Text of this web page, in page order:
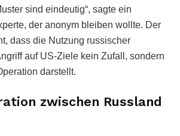
sind eindeutig“, sagte ein
der anonym bleiben wollte. Der
dass die Nutzung russischer
auf US-Ziele kein Zufall, sondern
darstellt.
zwischen Russland